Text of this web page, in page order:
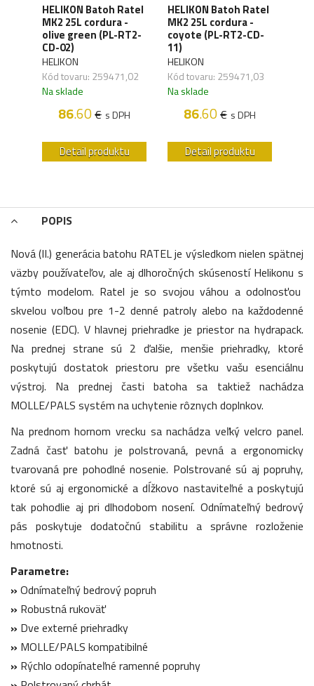
HELIKON Batoh Ratel
MK2 25L cordura -
olive green (PL-RT2-
CD-02)
HELIKON
Kód tovaru: 259471,02
Na sklade
86.60€ s DPH
Detail produktu
HELIKON Batoh Ratel
MK2 25L cordura -
coyote (PL-RT2-CD-
11)
HELIKON
Kód tovaru: 259471,03
Na sklade
86.60€ s DPH
Detail produktu
POPIS
Nová (II.) generácia batohu RATEL je výsledkom nielen spätnej
väzby používateľov, ale aj dlhoročných skúseností Helikonu s
týmto modelom. Ratel je so svojou váhou a odolnosťou
skvelou voľbou pre 1-2 denné patroly alebo na každodenné
nosenie (EDC). V hlavnej priehradke je priestor na hydrapack.
Na prednej strane sú 2 ďalšie, menšie priehradky, ktoré
poskytujú dostatok priestoru pre všetku vašu esenciálnu
výstroj. Na prednej časti batoha sa taktiež nachádza
MOLLE/PALS systém na uchytenie rôznych doplnkov.
Na prednom hornom vrecku sa nachádza veľký velcro panel.
Zadná časť batohu je polstrovaná, pevná a ergonomicky
tvarovaná pre pohodlné nosenie. Polstrované sú aj popruhy,
ktoré sú aj ergonomické a dĺžkovo nastaviteľné a poskytujú
tak pohodlie aj pri dlhodobom nosení. Odnímateľný bedrový
pás poskytuje dodatočnú stabilitu a správne rozloženie
hmotnosti.
Parametre:
» Odnímateľný bedrový popruh
» Robustná rukoväť
» Dve externé priehradky
» MOLLE/PALS kompatibilné
» Rýchlo odopínateľné ramenné popruhy